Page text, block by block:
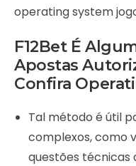
operating system
F12Bet É
Apostas
Confira
Tal método é útil
complexos, como
questões técnicas